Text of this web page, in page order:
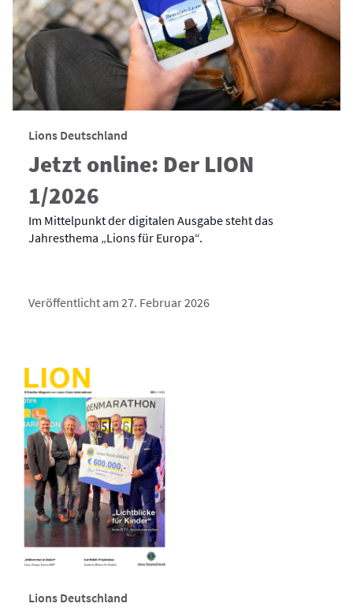
Lions Deutschland
Jetzt online: Der LION
1/2026
Im Mittelpunkt der digitalen Ausgabe steht das
Jahresthema „Lions für Europa“.
Veröffentlicht am 27. Februar 2026
Lions Deutschland